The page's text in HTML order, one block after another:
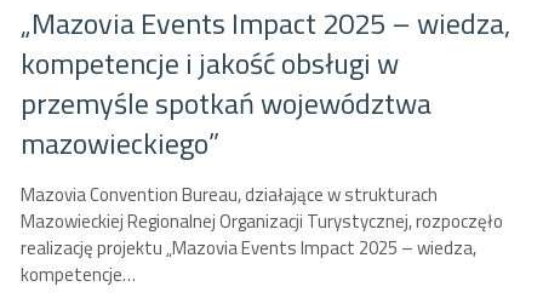
„Mazovia Events Impact 2025 – wiedza,
kompetencje i jakość obsługi w
przemyśle spotkań województwa
mazowieckiego”
Mazovia Convention Bureau, działające w strukturach
Mazowieckiej Regionalnej Organizacji Turystycznej, rozpoczęło
realizację projektu „Mazovia Events Impact 2025 – wiedza,
kompetencje…